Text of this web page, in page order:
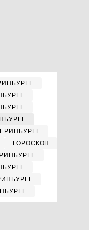
ГОРОСКОП